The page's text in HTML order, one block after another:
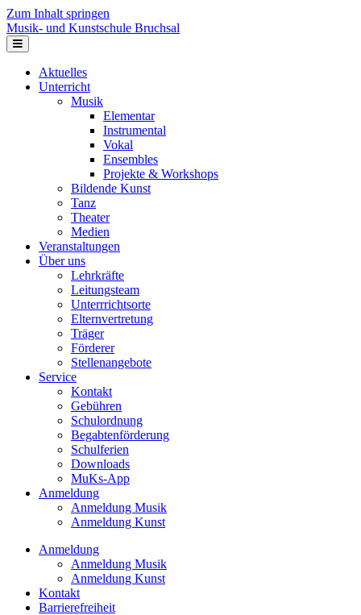
Zum Inhalt springen
Musik- und Kunstschule Bruchsal
Navigation
Aktuelles
Unterricht
Musik
Elementar
Instrumental
Vokal
Ensembles
Projekte & Workshops
Bildende Kunst
Tanz
Theater
Medien
Veranstaltungen
Über uns
Lehrkräfte
Leitungsteam
Unterrrichtsorte
Elternvertretung
Träger
Förderer
Stellenangebote
Service
Kontakt
Gebühren
Schulordnung
Begabtenförderung
Schulferien
Downloads
MuKs-App
Anmeldung
Anmeldung Musik
Anmeldung Kunst
Anmeldung
Anmeldung Musik
Anmeldung Kunst
Kontakt
Barrierefreiheit